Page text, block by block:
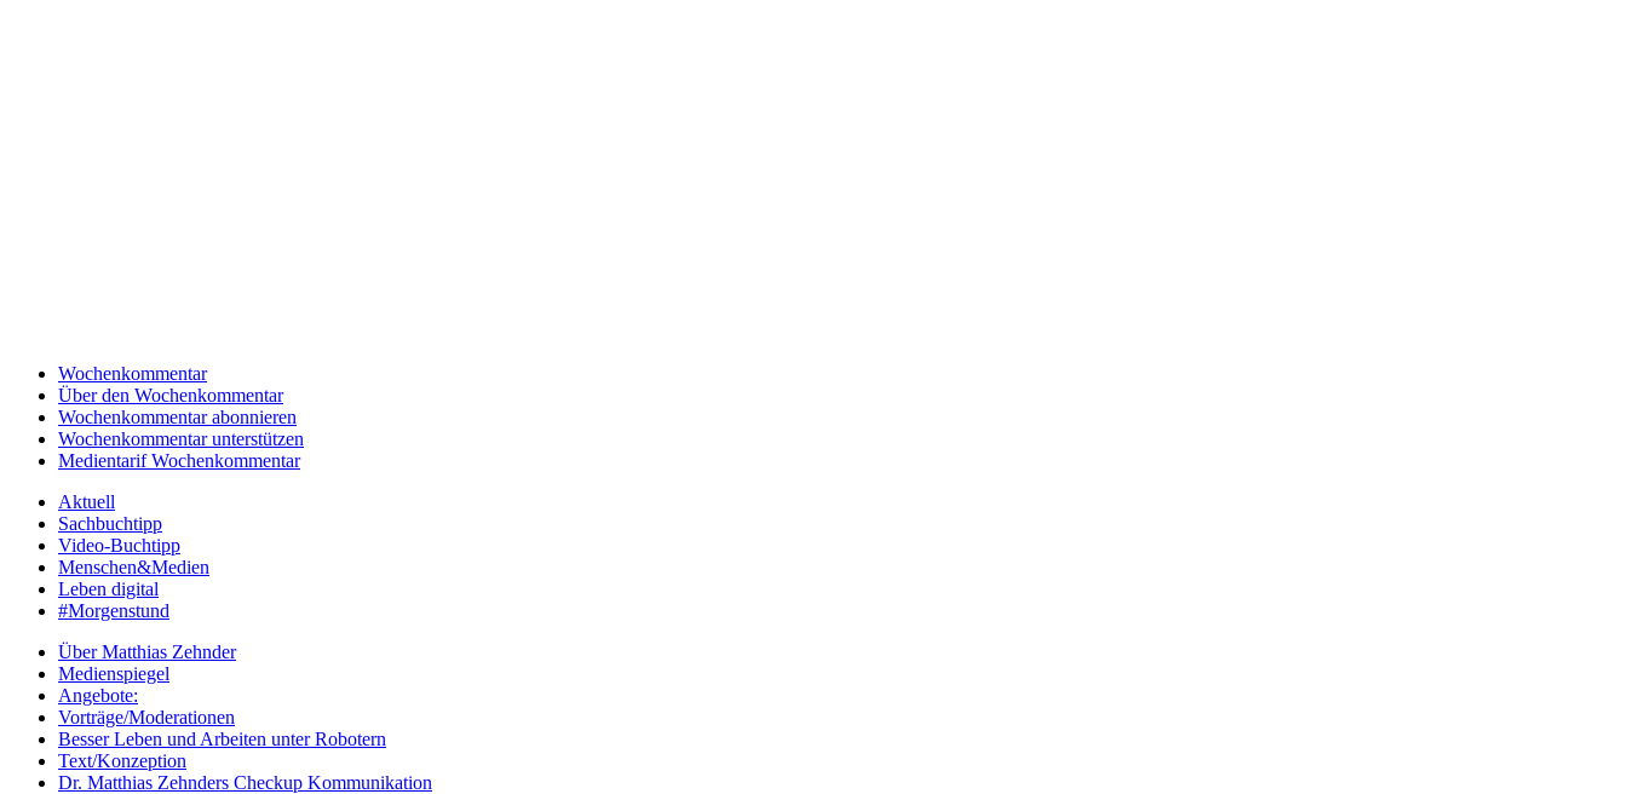
Wochenkommentar
Über den Wochenkommentar
Wochenkommentar abonnieren
Wochenkommentar unterstützen
Medientarif Wochenkommentar
Aktuell
Sachbuchtipp
Video-Buchtipp
Menschen&Medien
Leben digital
#Morgenstund
Über Matthias Zehnder
Medienspiegel
Angebote:
Vorträge/Moderationen
Besser Leben und Arbeiten unter Robotern
Text/Konzeption
Dr. Matthias Zehnders Checkup Kommunikation